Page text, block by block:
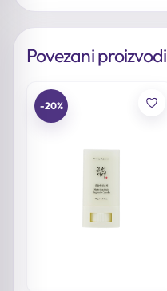
Povezani proizvodi
-20%